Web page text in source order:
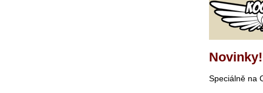
Novinky!
Speciálně na